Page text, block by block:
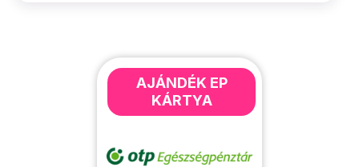
AJÁNDÉK EP
KÁRTYA